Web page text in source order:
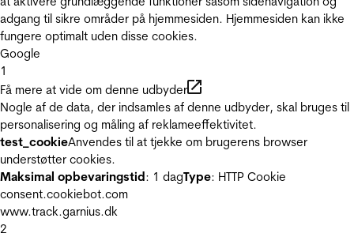
adgang til sikre områder på hjemmesiden. Hjemmesiden kan ikke
fungere optimalt uden disse cookies.
Google
1
Få mere at vide om denne udbyder
Nogle af de data, der indsamles af denne udbyder, skal bruges til
personalisering og måling af reklameeffektivitet.
test_cookieAnvendes til at tjekke om brugerens browser
understøtter cookies.
Maksimal opbevaringstid: 1 dagType: HTTP Cookie
consent.cookiebot.com
www.track.garnius.dk
2